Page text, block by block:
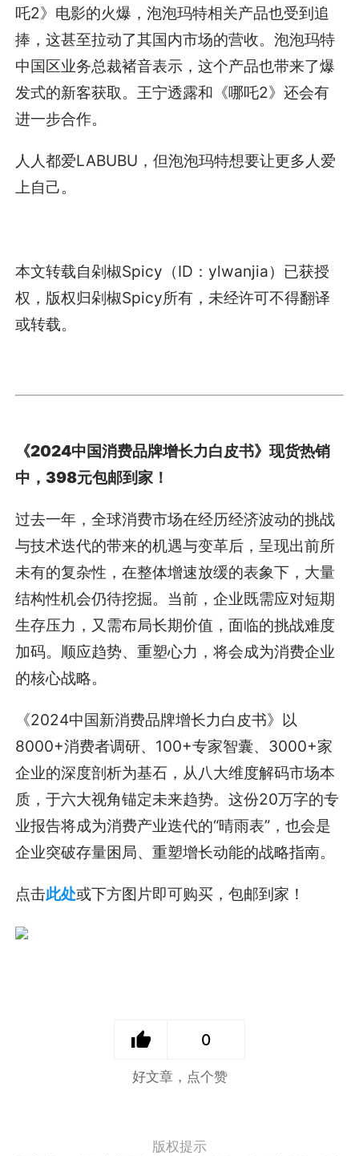
吒2》电影的火爆，泡泡玛特相关产品也受到追
捧，这甚至拉动了其国内市场的营收。泡泡玛特
中国区业务总裁褚音表示，这个产品也带来了爆
发式的新客获取。王宁透露和《哪吒2》还会有
进一步合作。
人人都爱LABUBU，但泡泡玛特想要让更多人爱
上自己。
本文转载自剁椒Spicy（ID：ylwanjia）已获授
权，版权归剁椒Spicy所有，未经许可不得翻译
或转载。
《2024中国消费品牌增长力白皮书》现货热销
中，398元包邮到家！
过去一年，全球消费市场在经历经济波动的挑战
与技术迭代的带来的机遇与变革后，呈现出前所
未有的复杂性，在整体增速放缓的表象下，大量
结构性机会仍待挖掘。当前，企业既需应对短期
生存压力，又需布局长期价值，面临的挑战难度
加码。顺应趋势、重塑心力，将会成为消费企业
的核心战略。
《2024中国新消费品牌增长力白皮书》以
8000+消费者调研、100+专家智囊、3000+家
企业的深度剖析为基石，从八大维度解码市场本
质，于六大视角锚定未来趋势。这份20万字的专
业报告将成为消费产业迭代的“晴雨表”，也会是
企业突破存量困局、重塑增长动能的战略指南。
点击此处或下方图片即可购买，包邮到家！
0
好文章，点个赞
版权提示